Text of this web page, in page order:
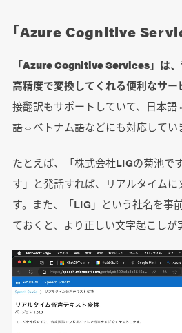
「Azure Cognitive
「Azure Cognitive Services」は
高精度で変換してくれる便利なサー
接翻訳もサポートしていて、日本
語⇔ベトナム語などにも対応してい
たとえば、「株式会社LIGの菊池で
す」と発話すれば、リアルタイム
す。また、「LIG」という社名を事
ておくと、より正しい文字起こしが
動
画
プ
レ